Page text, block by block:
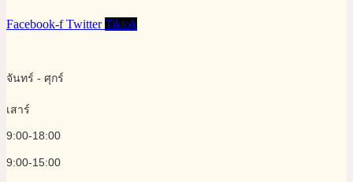
Facebook-f Twitter Tiktok
จันทร์ - ศุกร์
เสาร์
9:00-18:00
9:00-15:00